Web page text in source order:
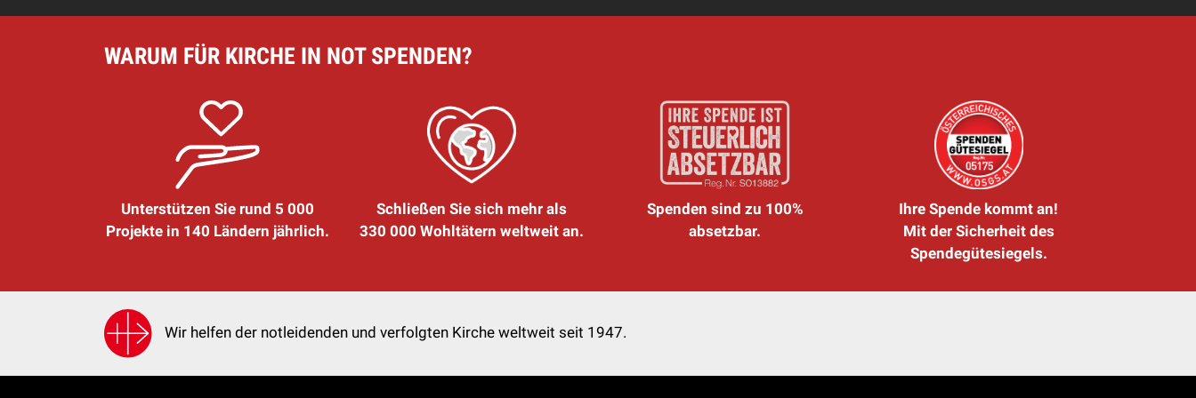
WARUM FÜR KIRCHE IN NOT SPENDEN?
Unterstützen Sie rund 5 000
Projekte in 140 Ländern jährlich.
Schließen Sie sich mehr als
330 000 Wohltätern weltweit an.
Spenden sind zu 100%
absetzbar.
Ihre Spende kommt an!
Mit der Sicherheit des
Spendegütesiegels.
Wir helfen der notleidenden und verfolgten Kirche weltweit seit 1947.